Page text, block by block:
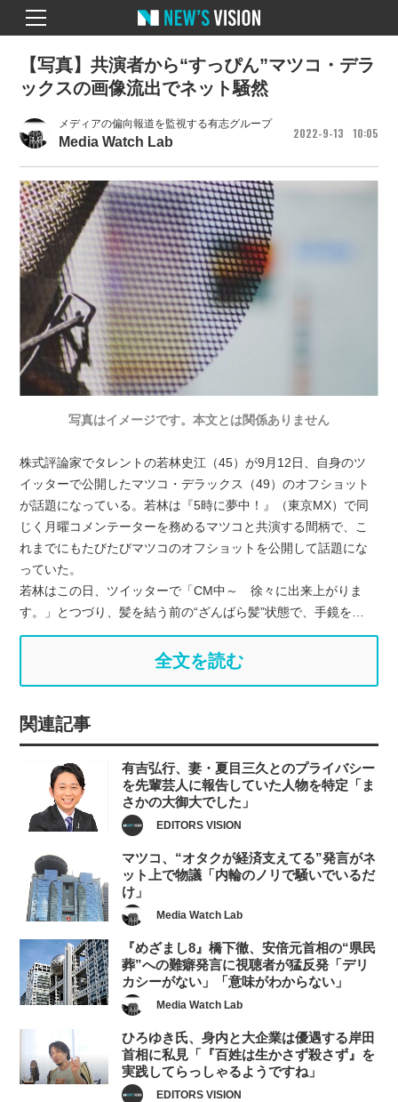
メディアの偏向報道を監視する有志グループ
Media Watch Lab
2022 9 13 10 05
【写真】共演者から“すっぴん”マツコ・デラ
ックスの画像流出でネット騒然
写真はイメージです。本文とは関係ありません
株式評論家でタレントの若林史江（45）が9月12日、自身のツ
イッターで公開したマツコ・デラックス（49）のオフショット
が話題になっている。若林は『5時に夢中！』（東京MX）で同
じく月曜コメンテーターを務めるマツコと共演する間柄で、こ
れまでにもたびたびマツコのオフショットを公開して話題にな
っていた。
若林はこの日、ツイッターで「CM中～ 徐々に出来上がりま
す。」とつづり、髪を結う前の“ざんばら髪”状態で、手鏡を…
全文を読む
関連記事
有吉弘行、妻・夏目三久とのプライバシー
を先輩芸人に報告していた人物を特定「ま
さかの大御大でした」
EDITORS VISION
マツコ、“オタクが経済支えてる”発言がネ
ット上で物議「内輪のノリで騒いでいるだ
け」
Media Watch Lab
『めざまし8』橋下徹、安倍元首相の“県民
葬”への難癖発言に視聴者が猛反発「デリ
カシーがない」「意味がわからない」
Media Watch Lab
ひろゆき氏、身内と大企業は優遇する岸田
首相に私見「『百姓は生かさず殺さず』を
実践してらっしゃるようですね」
EDITORS VISION